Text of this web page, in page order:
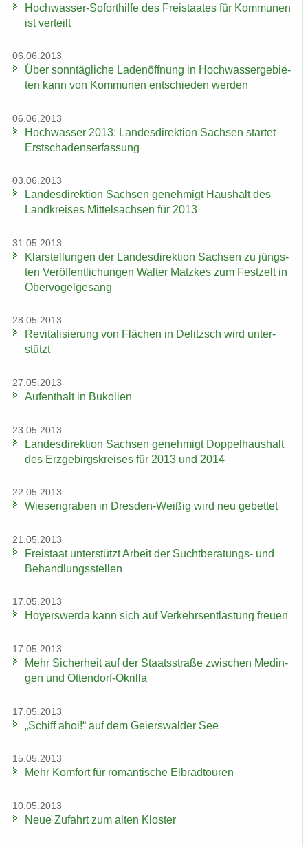
Hochwasser-​Soforthilfe des Frei­staa­tes für Kom­mu­nen
ist ver­teilt
06.06.2013
Über sonn­täg­li­che La­den­öff­nung in Hoch­was­ser­ge­bie­
ten kann von Kom­mu­nen ent­schie­den wer­den
06.06.2013
Hoch­was­ser 2013: Lan­des­di­rek­ti­on Sach­sen star­tet
Erst­scha­dens­er­fas­sung
03.06.2013
Lan­des­di­rek­ti­on Sach­sen ge­neh­migt Haus­halt des
Land­krei­ses Mit­tel­sach­sen für 2013
31.05.2013
Klar­stel­lun­gen der Lan­des­di­rek­ti­on Sach­sen zu jüngs­
ten Ver­öf­fent­li­chun­gen Wal­ter Matz­kes zum Fest­zelt in
Ober­vo­gel­ge­sang
28.05.2013
Re­vi­ta­li­sie­rung von Flä­chen in De­litzsch wird un­ter­
stützt
27.05.2013
Auf­ent­halt in Bu­ko­li­en
23.05.2013
Lan­des­di­rek­ti­on Sach­sen ge­neh­migt Dop­pel­haus­halt
des Erz­ge­birgs­krei­ses für 2013 und 2014
22.05.2013
Wie­sen­gra­ben in Dresden-​Weißig wird neu ge­bet­tet
21.05.2013
Frei­staat un­ter­stützt Ar­beit der Suchtberatungs-​ und
Be­hand­lungs­stel­len
17.05.2013
Ho­yers­wer­da kann sich auf Ver­kehrs­ent­las­tung freu­en
17.05.2013
Mehr Si­cher­heit auf der Staats­stra­ße zwi­schen Me­din­
gen und Ottendorf-​Okrilla
17.05.2013
„Schiff ahoi!“ auf dem Gei­ers­wal­der See
15.05.2013
Mehr Kom­fort für ro­man­ti­sche El­brad­tou­ren
10.05.2013
Neue Zu­fahrt zum alten Klos­ter